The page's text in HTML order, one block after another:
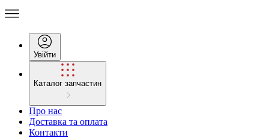
Увійти
Каталог запчастин
Про нас
Доставка та оплата
Контакти